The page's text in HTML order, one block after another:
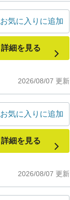
2026/08/07 更新
お気に入りに追加
詳細を見る
2026/08/07 更新
お気に入りに追加
詳細を見る